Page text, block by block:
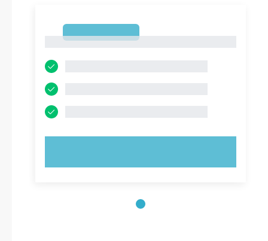
Artigianato e
Agricoltura
dell’Emilia